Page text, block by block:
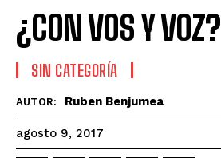
¿CON VOS Y VOZ?
SIN CATEGORÍA
AUTOR: Ruben Benjumea
agosto 9, 2017